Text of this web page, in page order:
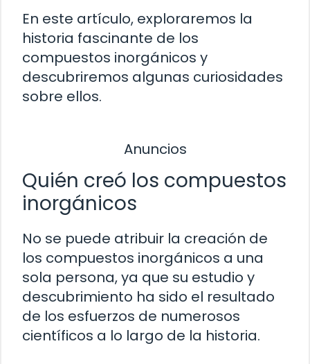
En este artículo, exploraremos la
historia fascinante de los
compuestos inorgánicos y
descubriremos algunas curiosidades
sobre ellos.
Anuncios
Quién creó los compuestos
inorgánicos
No se puede atribuir la creación de
los compuestos inorgánicos a una
sola persona, ya que su estudio y
descubrimiento ha sido el resultado
de los esfuerzos de numerosos
científicos a lo largo de la historia.